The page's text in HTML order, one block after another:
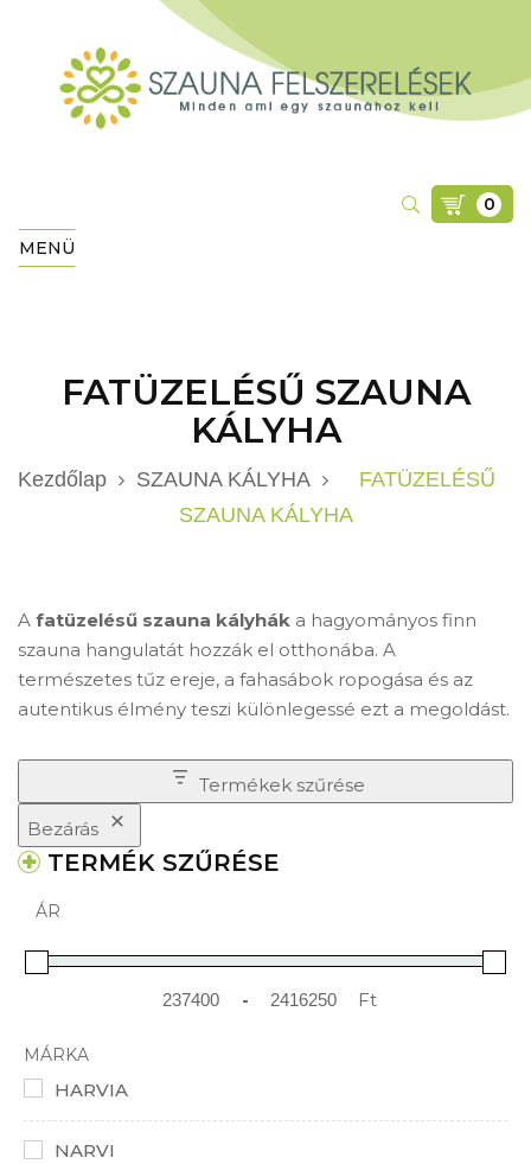
0
MENÜ
FATÜZELÉSŰ SZAUNA
KÁLYHA
Kezdőlap SZAUNA KÁLYHA
FATÜZELÉSŰ
SZAUNA KÁLYHA
A fatüzelésű szauna kályhák a hagyományos finn
szauna hangulatát hozzák el otthonába. A
természetes tűz ereje, a fahasábok ropogása és az
autentikus élmény teszi különlegessé ezt a megoldást.
Termékek szűrése
Bezárás
TERMÉK SZŰRÉSE
ÁR
- Ft
MÁRKA
HARVIA
NARVI